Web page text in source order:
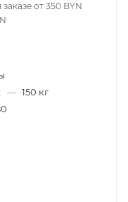
от 350 BYN
— 150 кг